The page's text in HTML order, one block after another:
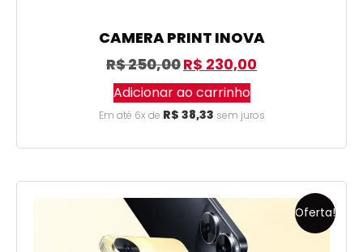
CAMERA PRINT INOVA
R$250,00R$ 230,00
Adicionar ao carrinho
Em até 6x de R$ 38,33 sem juros
Oferta!